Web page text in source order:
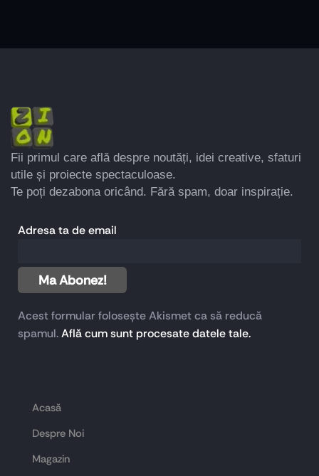
Fii primul care află despre noutăți, idei creative, sfaturi
utile și proiecte spectaculoase.
Te poți dezabona oricând. Fără spam, doar inspirație.
Adresa ta de email
Acest formular folosește Akismet ca să reducă
spamul.Află cum sunt procesate datele tale.
Acasă
Despre Noi
Magazin